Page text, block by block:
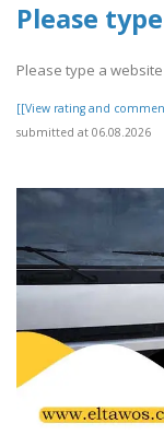
Please
Please type a
[[View rating and
submitted at 06.08.2026